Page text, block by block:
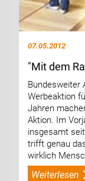
07.05.2012
"Mit dem
Bundesweiter
Werbeaktion
Jahren
Aktion. Im
insgesamt
trifft genau
wirklich
Weiterlesen